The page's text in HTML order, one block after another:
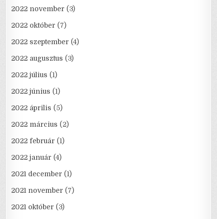
2022 november (3)
2022 október (7)
2022 szeptember (4)
2022 augusztus (3)
2022 július (1)
2022 június (1)
2022 április (5)
2022 március (2)
2022 február (1)
2022 január (4)
2021 december (1)
2021 november (7)
2021 október (3)